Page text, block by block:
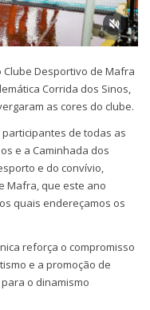
Clube Desportivo de Mafra
Corrida dos Sinos,
as cores do clube.
participantes de todas as
e a Caminhada dos
e do convívio,
Mafra, que este ano
quais endereçamos os
reforça o compromisso
e a promoção de
o dinamismo